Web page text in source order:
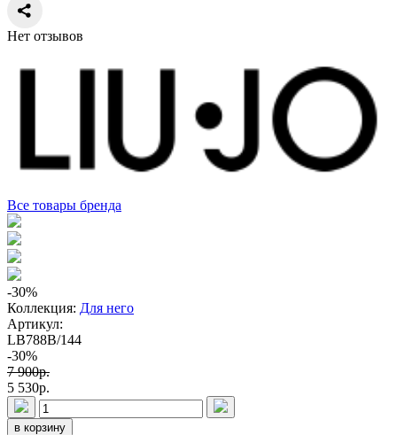
Нет отзывов
Все товары бренда
-30%
Коллекция: Для него
Артикул:
LB788B/144
-30%
7 900p.
5 530p.
в корзину